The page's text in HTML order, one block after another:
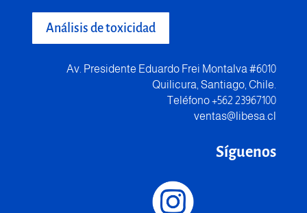
Análisis de toxicidad
Av. Presidente Eduardo Frei Montalva #6010
Quilicura, Santiago, Chile.
Teléfono +562 23967100
ventas@libesa.cl
Síguenos